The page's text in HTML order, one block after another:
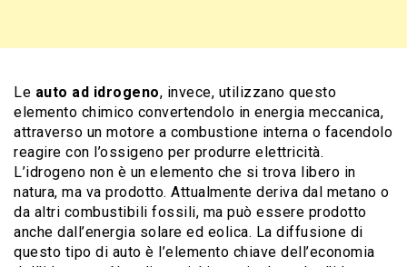
Le auto ad idrogeno, invece, utilizzano questo
elemento chimico convertendolo in energia meccanica,
attraverso un motore a combustione interna o facendolo
reagire con l’ossigeno per produrre elettricità.
L’idrogeno non è un elemento che si trova libero in
natura, ma va prodotto. Attualmente deriva dal metano o
da altri combustibili fossili, ma può essere prodotto
anche dall’energia solare ed eolica. La diffusione di
questo tipo di auto è l’elemento chiave dell’economia